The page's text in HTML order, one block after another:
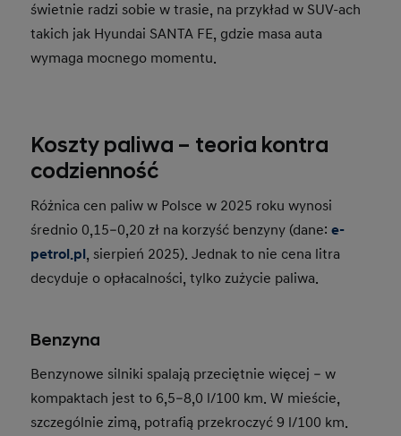
świetnie radzi sobie w trasie, na przykład w SUV-ach
takich jak Hyundai SANTA FE, gdzie masa auta
wymaga mocnego momentu.
Koszty paliwa – teoria kontra
codzienność
Różnica cen paliw w Polsce w 2025 roku wynosi
średnio 0,15–0,20 zł na korzyść benzyny (dane:e-
petrol.pl, sierpień 2025). Jednak to nie cena litra
decyduje o opłacalności, tylko zużycie paliwa.
Benzyna
Benzynowe silniki spalają przeciętnie więcej – w
kompaktach jest to 6,5–8,0 l/100 km. W mieście,
szczególnie zimą, potrafią przekroczyć 9 l/100 km.